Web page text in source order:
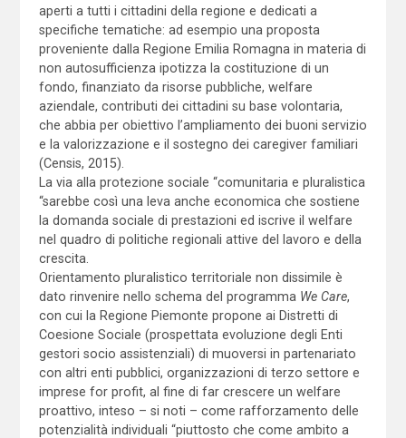
aperti a tutti i cittadini della regione e dedicati a
specifiche tematiche: ad esempio una proposta
proveniente dalla Regione Emilia Romagna in materia di
non autosufficienza ipotizza la costituzione di un
fondo, finanziato da risorse pubbliche, welfare
aziendale, contributi dei cittadini su base volontaria,
che abbia per obiettivo l’ampliamento dei buoni servizio
e la valorizzazione e il sostegno dei caregiver familiari
(Censis, 2015).
La via alla protezione sociale “comunitaria e pluralistica
“sarebbe così una leva anche economica che sostiene
la domanda sociale di prestazioni ed iscrive il welfare
nel quadro di politiche regionali attive del lavoro e della
crescita.
Orientamento pluralistico territoriale non dissimile è
dato rinvenire nello schema del programma We Care,
con cui la Regione Piemonte propone ai Distretti di
Coesione Sociale (prospettata evoluzione degli Enti
gestori socio assistenziali) di muoversi in partenariato
con altri enti pubblici, organizzazioni di terzo settore e
imprese for profit, al fine di far crescere un welfare
proattivo, inteso – si noti – come rafforzamento delle
potenzialità individuali “piuttosto che come ambito a